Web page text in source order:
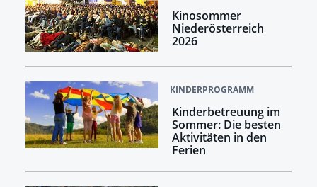
Kinosommer
Niederösterreich
2026
KINDERPROGRAMM
Kinderbetreuung im
Sommer: Die besten
Aktivitäten in den
Ferien